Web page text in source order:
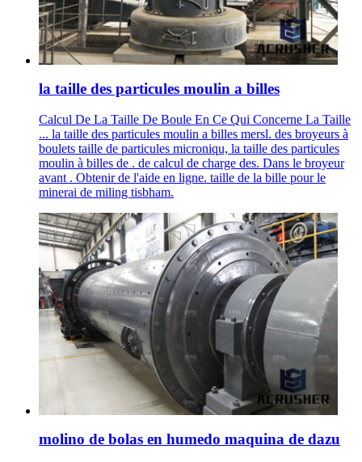
la taille des particules moulin a billes
Calcul De La Taille De Boule En Ce Qui Concerne La Taille
... la taille des particules moulin a billes mersl. des broyeurs à
boulets taille de particules microniqu, la taille des particules
moulin à billes de . de calcul de charge des. Dans le broyeur
avant . Obtenir de l'aide en ligne. taille de la bille pour le
minerai de miling tisbham.
molino de bolas en humedo maquina de dazu